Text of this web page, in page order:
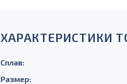
ХАРАКТЕРИСТИКИ
Сплав:
Размер: